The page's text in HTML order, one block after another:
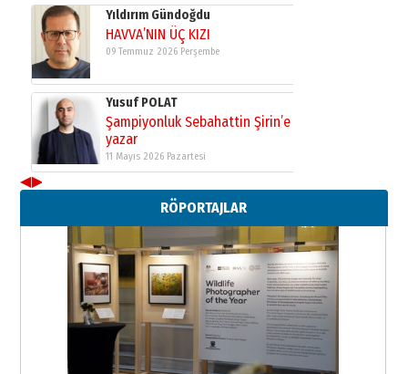
Yıldırım Gündoğdu
HAVVA’NIN ÜÇ KIZI
09 Temmuz 2026 Perşembe
Yusuf POLAT
Şampiyonluk Sebahattin Şirin’e
yazar
11 Mayıs 2026 Pazartesi
Neşat YALÇIN
Paranın Aile Kültüründeki Yeri
03 Ağustos 2026 Pazartesi
Yıldırım Gündoğdu
HAVVA’NIN ÜÇ KIZI
09 Temmuz 2026 Perşembe
Yusuf POLAT
◀▶
RÖPORTAJLAR